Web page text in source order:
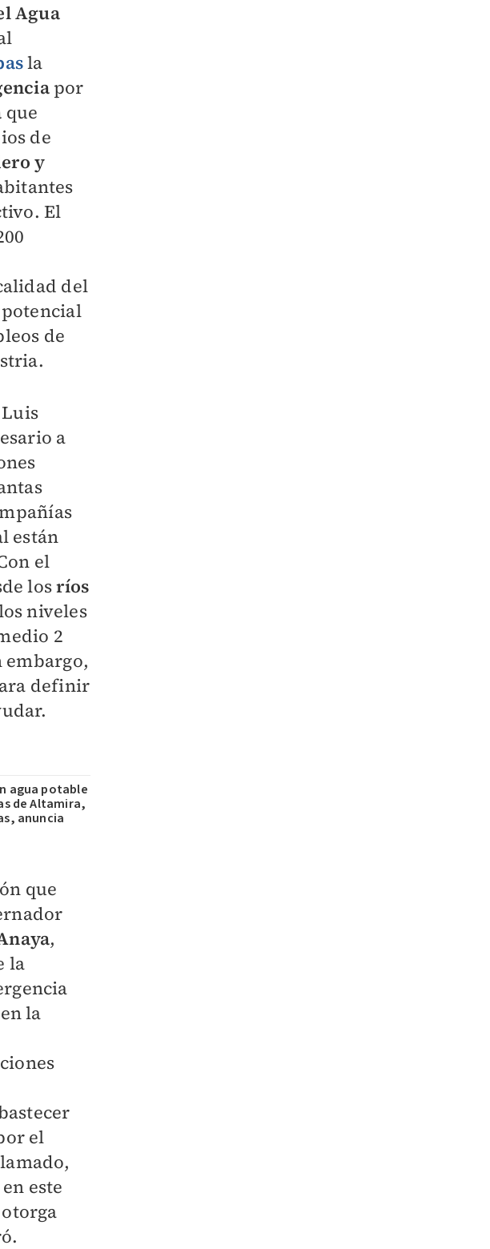
Agua
la
por
que
de
y
El
del
de
a
están
el
losríos
niveles
2
embargo,
definir
agua potable
de Altamira,
anuncia
que
,
la
la
el
este